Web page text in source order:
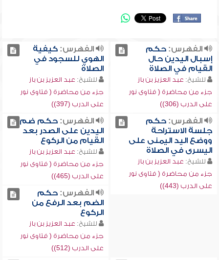
الفهرس:حكم
إسبال اليدين حال
القيام في الصلاة
للشيخ: عبد العزيز بن باز
جزء من محاضرة ( فتاوى نور
على الدرب (306))
الفهرس:كيفية
الهوي للسجود في
الصلاة
للشيخ: عبد العزيز بن باز
جزء من محاضرة ( فتاوى نور
على الدرب (397))
الفهرس:حكم
جلسة الاستراحة
ووضع اليد اليمنى على
اليسرى في الصلاة
للشيخ: عبد العزيز بن باز
جزء من محاضرة ( فتاوى نور
على الدرب (443))
الفهرس:حكم ضم
اليدين على الصدر بعد
القيام من الركوع
للشيخ: عبد العزيز بن باز
جزء من محاضرة ( فتاوى نور
على الدرب (465))
الفهرس:حكم
الضم بعد الرفع من
الركوع
للشيخ: عبد العزيز بن باز
جزء من محاضرة ( فتاوى نور
على الدرب (512))